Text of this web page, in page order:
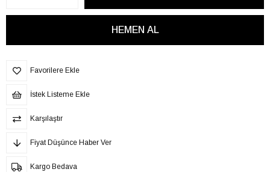
Favorilere Ekle
İstek Listeme Ekle
Karşılaştır
Fiyat Düşünce Haber Ver
Kargo Bedava